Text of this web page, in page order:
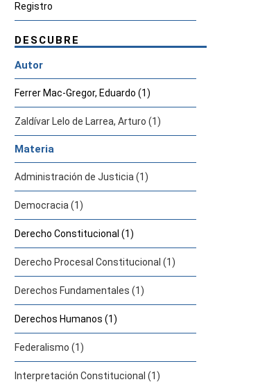
Registro
DESCUBRE
Autor
Ferrer Mac-Gregor, Eduardo (1)
Zaldívar Lelo de Larrea, Arturo (1)
Materia
Administración de Justicia (1)
Democracia (1)
Derecho Constitucional (1)
Derecho Procesal Constitucional (1)
Derechos Fundamentales (1)
Derechos Humanos (1)
Federalismo (1)
Interpretación Constitucional (1)